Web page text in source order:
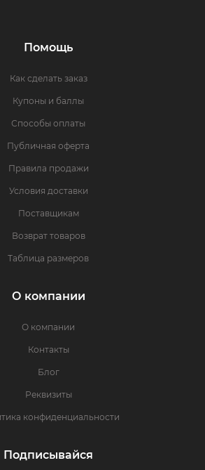
Помощь
Как сделать заказ
Купоны и баллы
Способы оплаты
Публичная оферта
Правила продажи
Условия доставки
Поставщикам
Возврат товаров
Таблица размеров
О компании
О компании
Контакты
Блог
Реквизиты
конфиденциальности
Подписывайся